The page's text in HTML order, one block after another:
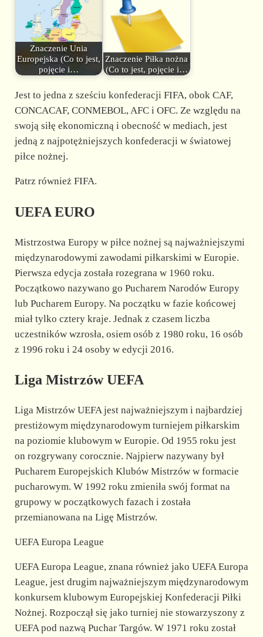
Znaczenie Unia
Europejska (Co to jest,
pojęcie i…
Znaczenie Piłka nożna
(Co to jest, pojęcie i…
Jest to jedna z sześciu konfederacji FIFA, obok CAF,
CONCACAF, CONMEBOL, AFC i OFC. Ze względu na
swoją siłę ekonomiczną i obecność w mediach, jest
jedną z najpotężniejszych konfederacji w światowej
piłce nożnej.
Patrz również FIFA.
UEFA EURO
Mistrzostwa Europy w piłce nożnej są najważniejszymi
międzynarodowymi zawodami piłkarskimi w Europie.
Pierwsza edycja została rozegrana w 1960 roku.
Początkowo nazywano go Pucharem Narodów Europy
lub Pucharem Europy. Na początku w fazie końcowej
miał tylko cztery kraje. Jednak z czasem liczba
uczestników wzrosła, osiem osób z 1980 roku, 16 osób
z 1996 roku i 24 osoby w edycji 2016.
Liga Mistrzów UEFA
Liga Mistrzów UEFA jest najważniejszym i najbardziej
prestiżowym międzynarodowym turniejem piłkarskim
na poziomie klubowym w Europie. Od 1955 roku jest
on rozgrywany corocznie. Najpierw nazywany był
Pucharem Europejskich Klubów Mistrzów w formacie
pucharowym. W 1992 roku zmieniła swój format na
grupowy w początkowych fazach i została
przemianowana na Ligę Mistrzów.
UEFA Europa League
UEFA Europa League, znana również jako UEFA Europa
League, jest drugim najważniejszym międzynarodowym
konkursem klubowym Europejskiej Konfederacji Piłki
Nożnej. Rozpoczął się jako turniej nie stowarzyszony z
UEFA pod nazwą Puchar Targów. W 1971 roku został